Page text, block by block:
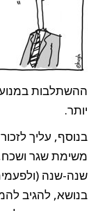
ההשתלבות
יותר.
בנוסף, עליך
משימת שגר
שנה-שנה